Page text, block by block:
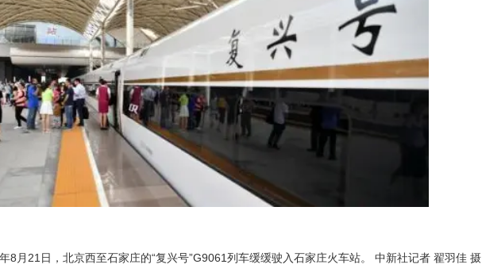
21日，北京西至石家庄的“复兴号”G9061列车缓缓驶入石家庄火车站。 中新社记者 翟羽佳 摄